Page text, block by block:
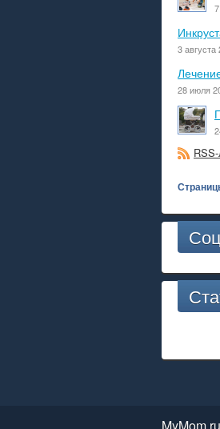
3 августа
28 июля